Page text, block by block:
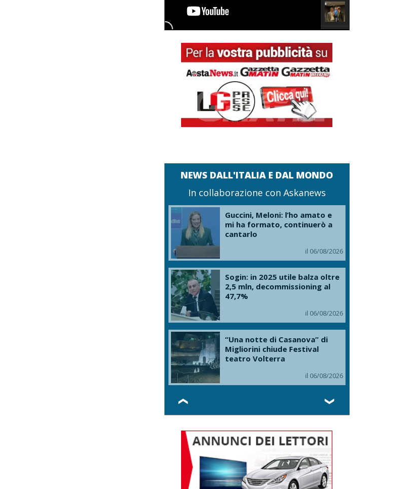
NEWS DALL'ITALIA E DAL MONDO
In collaborazione con Askanews
Guccini, Meloni: l’ho amato e
mi ha formato, continuerò a
cantarlo
il 06/08/2026
Sogin: in 2025 utile balza oltre
2,5 mln, decommissioning al
47,7%
il 06/08/2026
“Una notte di Casanova” di
Migliorini chiude Festival
teatro Volterra
il 06/08/2026
❮ ❯